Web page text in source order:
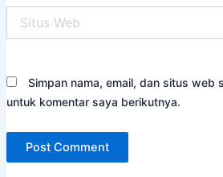
Web
Simpan nama, email, dan situs web
untuk komentar saya berikutnya.